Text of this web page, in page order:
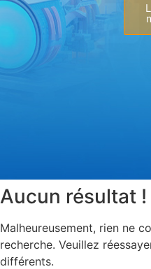
Aucun résultat !
Malheureusement, rien ne
recherche. Veuillez
différents.